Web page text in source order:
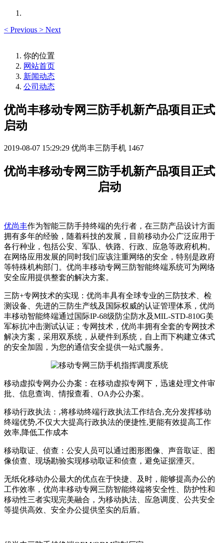
< Previous > Next
你的位置
网站首页
新闻动态
公司动态
优尚丰移动专网三防手机新产品项目正式
启动
2019-08-07 15:29:29 优尚丰三防手机 1467
优尚丰移动专网三防手机新产品项目正式
启动
优尚丰作为智能三防手持终端的先行者，在三防产品设计方面
拥有多年的经验，随着科技的发展，目前移动办公广泛应用于
各行种业，包括公安、军队、铁路、行政、应急等政府机构。
在网络应用发展的同时我们应该注重网络的安全，特别是政府
等特殊机构部门。优尚丰移动专网三防智能终端系统可为网络
安全应用提供整套的解决方案。
三防+专网技术的实现：优尚丰具有全球专业的三防技术、检
测设备、先进的三防生产线及国际权威的认证管理体系，优尚
丰移动智能终端通过国际IP-68级防尘防水及MIL-STD-810G美
军标抗冲击测试认证；专网技术，优尚丰拥有全套的专网技术
解决方案，采用双系统，从硬件到系统，自上而下构建立体式
的安全加固，为您的通信安全提供一站式服务。
移动虚拟专网办公办案：在移动虚拟专网下，迅速处理文件审
批、信息查询、情报查看、OA办公办案。
移动行政执法：,将移动终端行政执法工作结合,充分发挥移动
终端优势,不仅大大提高行政执法的便捷性,更能有效提高工作
效率,降低工作成本
移动取证、侦查：公安人员可以通过图形图像、声音取证、图
像侦查、现场勘验实现移动取证和侦查，避免证据湮灭。
无纸化移动办公最大的优点在于快捷、及时，能够提高办公的
工作效率，优尚丰移动专网三防智能终端将安全性、防护性和
移动性三者实现完美融合，为移动执法、应急调度、公共安全
等提供高效、安全办公提供坚实的后盾。